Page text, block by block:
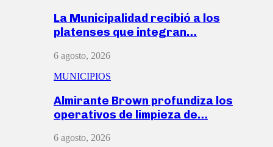
La Municipalidad recibió a los
platenses que integran…
6 agosto, 2026
MUNICIPIOS
Almirante Brown profundiza los
operativos de limpieza de…
6 agosto, 2026